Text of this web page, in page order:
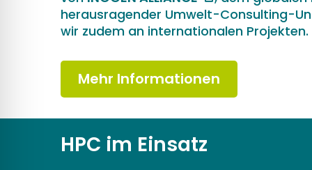
herausragender Umwelt-Consulting-
wir zudem an internationalen Projekten.
Mehr Informationen
HPC im Einsatz